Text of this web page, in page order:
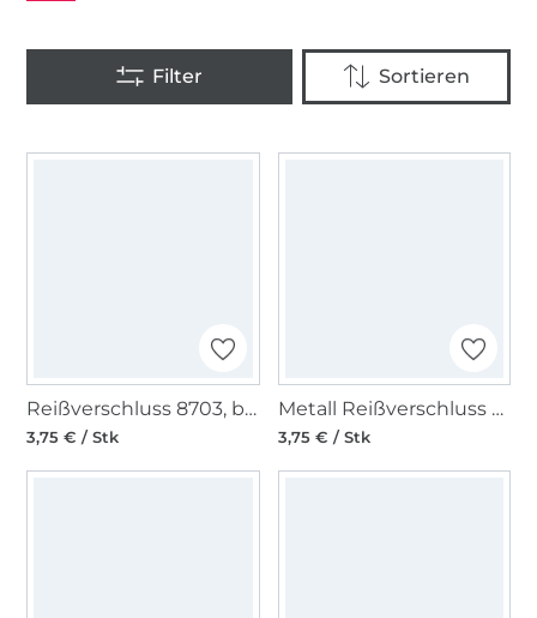
Reißverschluss 8703, beige
3,75 € / Stk
Metall Reißverschluss 8703, dunkelbraun
3,75 € / Stk